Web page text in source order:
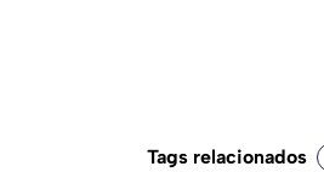
Tags relacionados